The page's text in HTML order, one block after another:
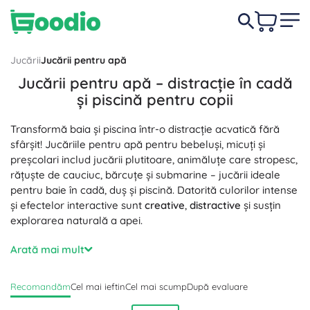
JucăriiJucării pentru apă
Jucării pentru apă – distracție în cadă
și piscină pentru copii
Transformă baia și piscina într-o distracție acvatică fără
sfârșit! Jucăriile pentru apă pentru bebeluși, micuți și
preșcolari includ jucării plutitoare, animăluțe care stropesc,
rățuște de cauciuc, bărcuțe și submarine – jucării ideale
pentru baie în cadă, duș și piscină. Datorită culorilor intense
și efectelor interactive sunt creative, distractive și susțin
explorarea naturală a apei.
Jucăriile acvatice și jucăriile senzoriale pentru apă, precum
morile de apă, ceșcuțele pentru turnat, sitele, stropitorile
motricitatea fină,coordonarea mână–ochiși înțelegerea
. Puzzle-urile din spumă și
Arată mai mult
RecomandămCel mai ieftinCel mai scumpDupă evaluare